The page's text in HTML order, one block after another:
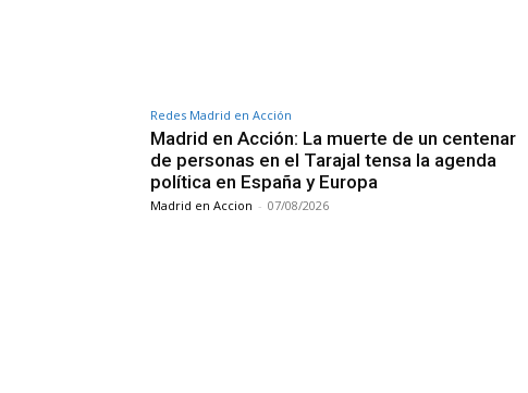
Redes Madrid en Acción
Madrid en Acción: La muerte de un centenar
de personas en el Tarajal tensa la agenda
política en España y Europa
Madrid en Accion - 07/08/2026